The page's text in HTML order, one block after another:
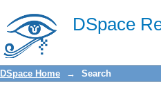
DSpace
Search
DSpace Home → Search